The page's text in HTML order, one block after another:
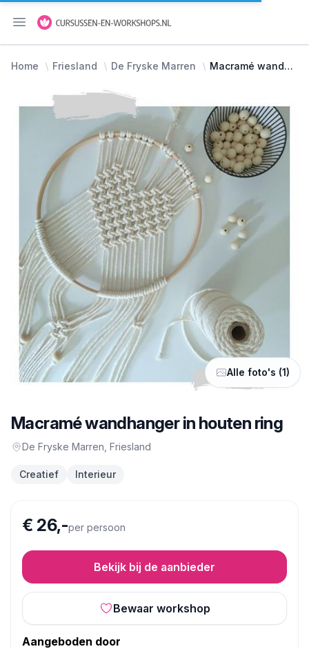
Menu openen
Home Friesland De Fryske Marren Macramé wandhanger in houten ring
Alle foto's (1)
Macramé wandhanger in houten ring
De Fryske Marren , Friesland
Creatief Interieur
€ 26,-per persoon
Bekijk bij de aanbieder
Bewaar workshop
Aangeboden door